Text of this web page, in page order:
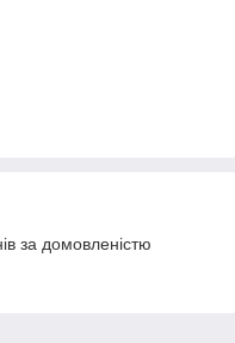
за домовленістю